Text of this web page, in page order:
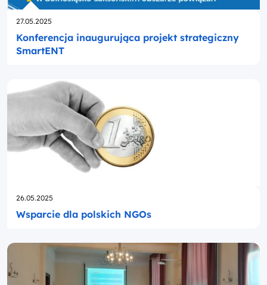
Opublikowano
27.05.2025
Konferencja inaugurująca projekt strategiczny
SmartENT
Opublikowano
26.05.2025
Wsparcie dla polskich NGOs